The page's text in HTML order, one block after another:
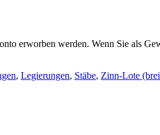
erworben werden. Wenn Sie als
, Legierungen, Stäbe, Zinn-Lote